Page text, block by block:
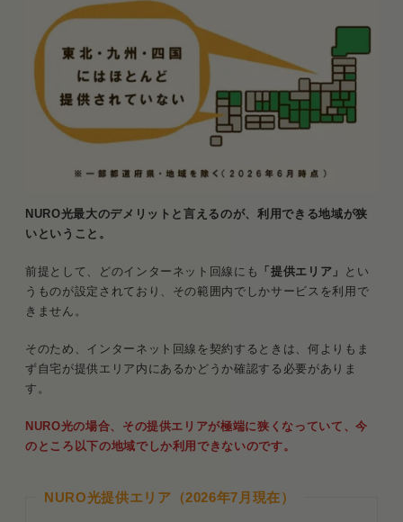
デメリット6．引っ越し時はいったん解約が必要
お引っ越しサポート特典を使えば費用がゼロ
デメリットじゃない！NURO光に対する4つの誤解
誤解4．セキュリティが甘い？
NURO光にした方がいい人
まとめ．NURO光は速度重視の人以外にはデメリッ
トが多い
NURO光最大のデメリットと言えるのが、利用できる地域が狭
いということ。
前提として、どのインターネット回線にも 「提供エリア」
とい
うものが設定されており、その範囲内でしかサービスを利用で
きません。
そのため、インターネット回線を契約するときは、何よりもま
ず自宅が提供エリア内にあるかどうか確認する必要がありま
す。
NURO光の場合、その提供エリアが極端に狭くなっていて、今
のところ以下の地域でしか利用できないのです。
NURO光提供エリア（2026年7月現在）